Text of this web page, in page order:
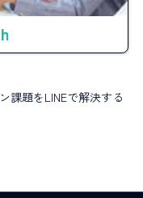
課題をLINEで解決する